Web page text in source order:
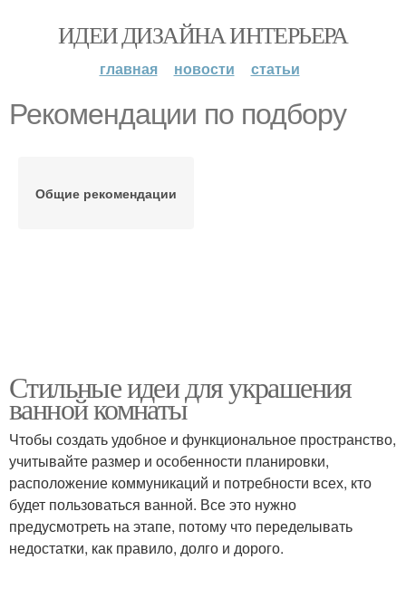
ИДЕИ ДИЗАЙНА ИНТЕРЬЕРА
главная новости статьи
Рекомендации по подбору
Общие рекомендации
Стильные идеи для украшения
ванной комнаты
Чтобы создать удобное и функциональное пространство,
учитывайте размер и особенности планировки,
расположение коммуникаций и потребности всех, кто
будет пользоваться ванной. Все это нужно
предусмотреть на этапе, потому что переделывать
недостатки, как правило, долго и дорого.